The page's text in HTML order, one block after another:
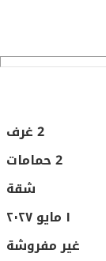
2 غرف
2 حمامات
شقة
١ مايو ٢٠٢٧
غير مفروشة